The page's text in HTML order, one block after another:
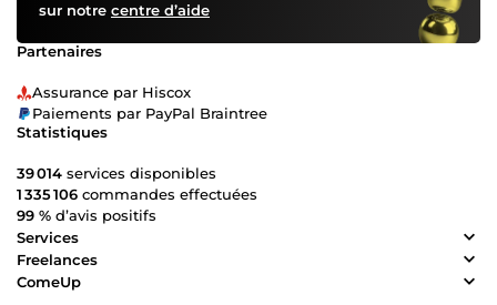
sur notre centre d’aide
Partenaires
Assurance par Hiscox
Paiements par PayPal Braintree
Statistiques
39 014 services disponibles
1 335 106 commandes effectuées
99 % d’avis positifs
Services
Freelances
ComeUp